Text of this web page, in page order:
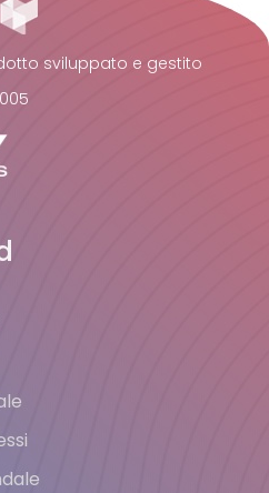
sviluppato e gestito